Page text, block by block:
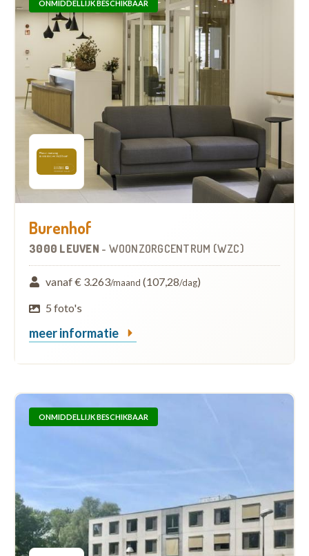
ONMIDDELLIJK BESCHIKBAAR
Burenhof
3000 LEUVEN - WOONZORGCENTRUM (WZC)
vanaf € 3.263/maand (107,28/dag)
5 foto's
meer informatie
ONMIDDELLIJK BESCHIKBAAR